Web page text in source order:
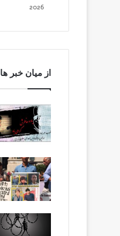
2026
از میان خبر ها